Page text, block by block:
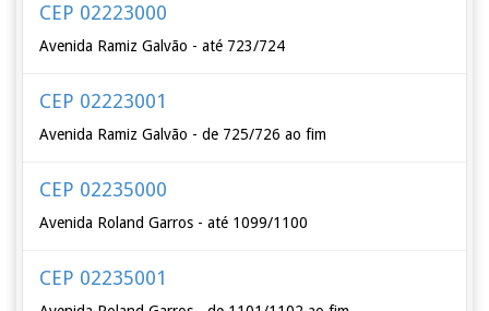
CEP 02223000
Avenida Ramiz Galvão - até 723/724
CEP 02223001
Avenida Ramiz Galvão - de 725/726 ao fim
CEP 02235000
Avenida Roland Garros - até 1099/1100
CEP 02235001